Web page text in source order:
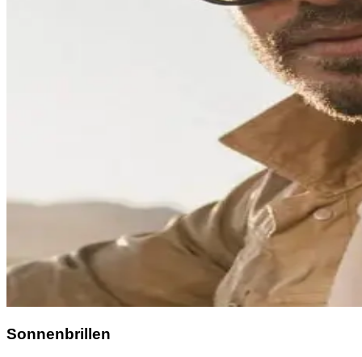
Sonnenbrillen